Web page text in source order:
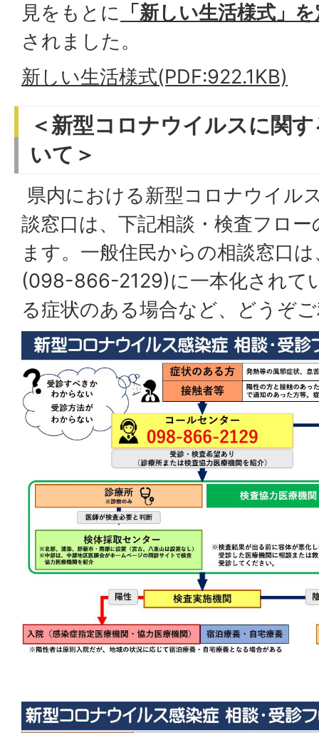
見をもとに 「新しい生活様式」
されました。
新しい生活様式(PDF:922.1KB)
＜新型コロナウイルスに関
いて＞
県内における新型コロナウイル
談窓口は、下記相談・検査フロ
ます。一般住民からの相談窓口
(098-866-2129)に一本化されて
る症状のある場合など、どうぞ